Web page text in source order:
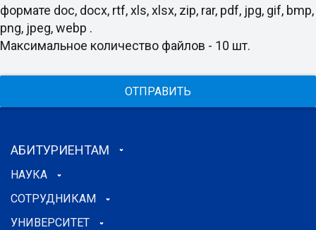
формате doc, docx, rtf, xls, xlsx, zip, rar, pdf, jpg, gif, bmp,
png, jpeg, webp .
Максимальное количество файлов - 10 шт.
ОТПРАВИТЬ
АБИТУРИЕНТАМ
НАУКА
СОТРУДНИКАМ
УНИВЕРСИТЕТ